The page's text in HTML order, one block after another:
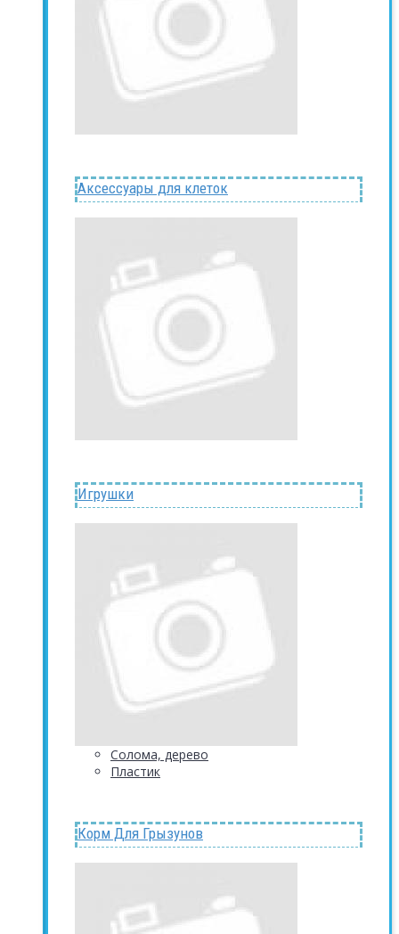
Аксессуары для клеток
Игрушки
Солома, дерево
Пластик
Корм Для Грызунов